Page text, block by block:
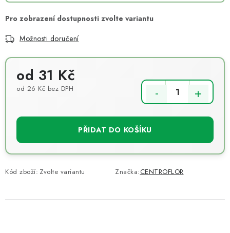
Možnosti doručení
od 31 Kč
od 26 Kč bez DPH
PŘIDAT DO KOŠÍKU
Kód zboží: Zvolte variantu Značka:CENTROFLOR